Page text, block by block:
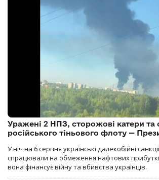
Уражені 2 НПЗ, сторожові катери та
російського тіньового флоту —
У ніч на 6 серпня українські далекобійні
спрацювали на обмеження нафтових
вона фінансує війну та вбивства українців.